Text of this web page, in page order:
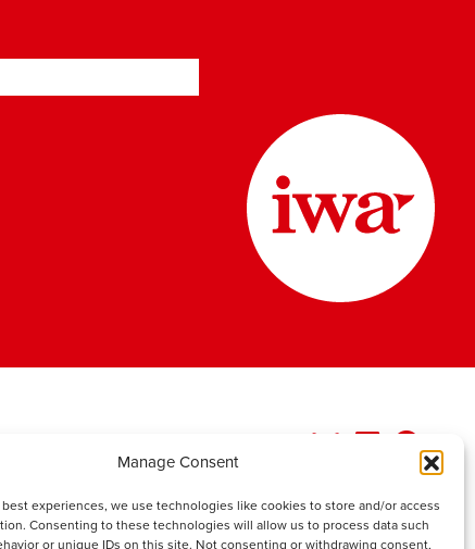
Manage Consent
experiences, we use technologies like cookies to store and/or access
Consenting to these technologies will allow us to process data such
or unique IDs on this site. Not consenting or withdrawing consent,